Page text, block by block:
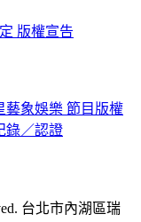
版權宣告
藝象娛樂 節目版權
錄／認證
台北市內湖區瑞